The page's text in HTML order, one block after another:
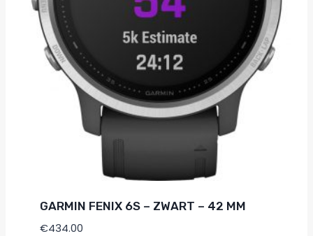
GARMIN FENIX 6S – ZWART – 42 MM
€434.00